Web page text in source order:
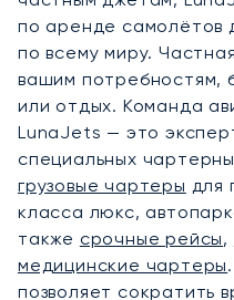
по аренде самолётов
по всему миру.
вашим потребностям,
или отдых. Команда
LunaJets — это
специальных
грузовые чартеры для
класса люкс,
также срочные рейсы,
медицинские чартеры
позволяет сократить